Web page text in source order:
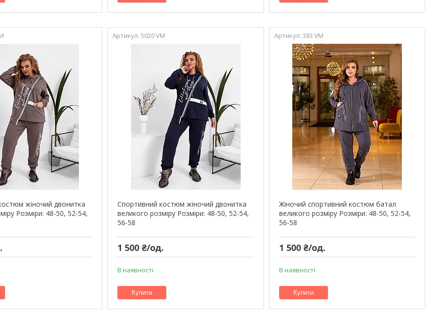
жіночий двонитка
Розміри: 48-50, 52-54,
5020 VM
Спортивний костюм жіночий двонитка
великого розміру Розміри: 48-50, 52-54,
56-58
1 500 ₴/од.
В наявності
Купити
383 VM
Жіночий спортивний костюм батал
великого розміру Розміри: 48-50, 52-54,
56-58
1 500 ₴/од.
В наявності
Купити